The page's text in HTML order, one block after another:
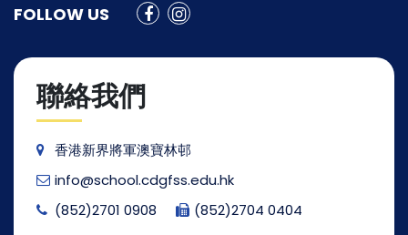
FOLLOW US
聯絡我們
香港新界將軍澳寶林邨
info@school.cdgfss.edu.hk
(852)2701 0908
(852)2704 0404